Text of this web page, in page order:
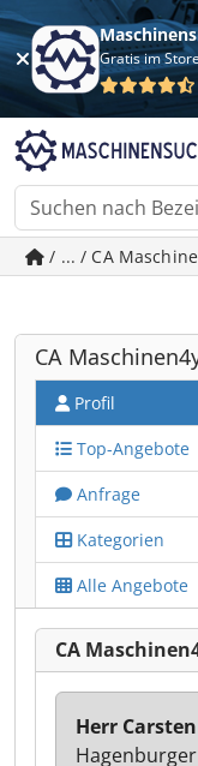
Gratis im
/ ... / CA
CA
Profil
Top-Angebote
Anfrage
Kategorien
Alle Angebote
CA
Herr